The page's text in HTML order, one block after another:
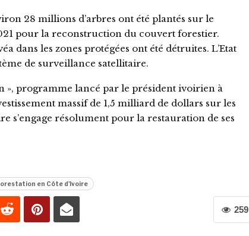
28 millions d’arbres ont été plantés sur le
pour la reconstruction du couvert forestier.
dans les zones protégées ont été détruites. L’Etat
de surveillance satellitaire.
», programme lancé par le président ivoirien à
massif de 1,5 milliard de dollars sur les
s’engage résolument pour la restauration de ses
en Côte d'Ivoire
259